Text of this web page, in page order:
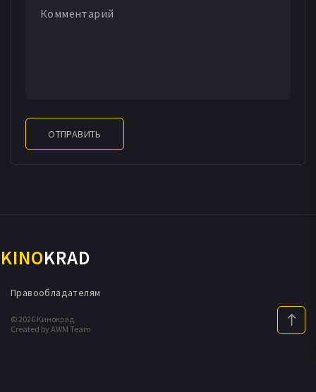
Клема сделает все, чтобы ее сестра навсегда осталась
ОТПРАВИТЬ
KINOKRAD
© 2026 Кинокрад
Created by AWM Team
Правообладателям